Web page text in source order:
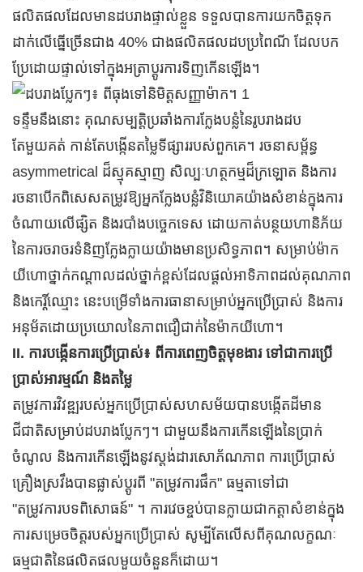
ផលិតផលដែលមានដបរាងផ្ទាល់ខ្លួន ទទួលបានការយកចិត្តទុក
ដាក់លើធ្នើច្រើនជាង 40% ជាងផលិតផលដបប្រពៃណី ដែលបក
ប្រែដោយផ្ទាល់ទៅក្នុងអត្រាប្តូរការទិញកើនឡើង។
ទន្ទឹមនឹងនោះ គុណសម្បត្តិប្រឆាំងការក្លែងបន្លំនៃរូបរាងដប
តែមួយគត់ កាន់តែបង្កើនតម្លៃទីផ្សាររបស់ពួកគេ។ រចនាសម្ព័ន្ធ
asymmetrical ដ៏ស្មុគស្មាញ សិល្បៈហត្ថកម្មដ៏ក្រឡោត និងការ
រចនាបើកពិសេសតម្រូវឱ្យអ្នកក្លែងបន្លំវិនិយោគយ៉ាងសំខាន់ក្នុងការ
ចំណាយលើផ្សិត និងរបាំងបច្ចេកទេស ដោយកាត់បន្ថយហានិភ័យ
នៃការចរាចរទំនិញក្លែងក្លាយយ៉ាងមានប្រសិទ្ធភាព។ សម្រាប់ម៉ាក
យីហោថ្នាក់កណ្តាលដល់ថ្នាក់ខ្ពស់ដែលផ្តល់អាទិភាពដល់គុណភាព
និងកេរ្តិ៍ឈ្មោះ នេះបម្រើទាំងការធានាសម្រាប់អ្នកប្រើប្រាស់ និងការ
អនុម័តដោយប្រយោលនៃភាពជឿជាក់នៃម៉ាកយីហោ។
II. ការបង្កើនការប្រើប្រាស់៖ ពីការពេញចិត្តមុខងារ ទៅជាការប្រើ
ប្រាស់អារម្មណ៍ និងតម្លៃ
តម្រូវការវិវឌ្ឍរបស់អ្នកប្រើប្រាស់សហសម័យបានបង្កើតដីមាន
ជីជាតិសម្រាប់ដបរាងប្លែកៗ។ ជាមួយនឹងការកើនឡើងនៃប្រាក់
ចំណូល និងការកើនឡើងនូវស្តង់ដារសោភ័ណភាព ការប្រើប្រាស់
គ្រឿងស្រវឹងបានផ្លាស់ប្តូរពី "តម្រូវការផឹក" ធម្មតាទៅជា
"តម្រូវការបទពិសោធន៍" ។ ការវេចខ្ចប់បានក្លាយជាកត្តាសំខាន់ក្នុង
ការសម្រេចចិត្តរបស់អ្នកប្រើប្រាស់ សូម្បីតែលើសពីគុណលក្ខណៈ
ធម្មជាតិនៃផលិតផលមួយចំនួនក៏ដោយ។